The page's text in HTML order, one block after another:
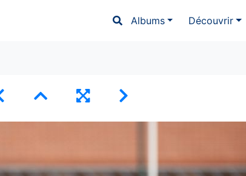
Albums Découvrir